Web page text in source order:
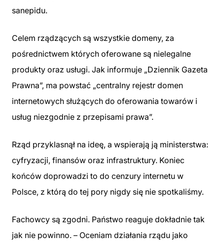
sanepidu.
Celem rządzących są wszystkie domeny, za
pośrednictwem których oferowane są nielegalne
produkty oraz usługi. Jak informuje „Dziennik Gazeta
Prawna”, ma powstać „centralny rejestr domen
internetowych służących do oferowania towarów i
usług niezgodnie z przepisami prawa”.
Rząd przyklasnął na ideę, a wspierają ją ministerstwa:
cyfryzacji, finansów oraz infrastruktury. Koniec
końców doprowadzi to do cenzury internetu w
Polsce, z którą do tej pory nigdy się nie spotkaliśmy.
Fachowcy są zgodni. Państwo reaguje dokładnie tak
jak nie powinno. – Oceniam działania rządu jako